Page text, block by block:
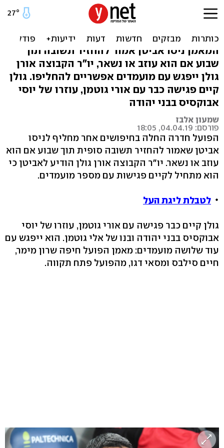
הפועל חדרה: מימר, סילבס
ודגו מועמדים
המאמן ניסו אביטן אמור להחזיר תשובה תוך
שבוע אם הוא עוזב או נשאר, יו"ר הקבוצה אורן
גולן ייפגש עם מועמדים אפשריים להחליפו. גולן
קיים פגישה כבר עם אורי גוטמן, עוזרו של יוסי
אבוקסיס בבני יהודה
שמעון אלבז
פורסם: 04.04.19, 18:05
הפועל חדרה החלה בחיפושים אחר מחליף לניסו
אביטן שאמור להחזיר תשובה סופית תוך שבוע אם הוא
עוזב או נשאר. יו"ר הקבוצה אורן גולן הודיע לאביטן כי
הוא מתחיל לקיים פגישות עם מספר מועמדים.
לטבלת ליגת העל
גולן קיים כבר פגישה עם אורי גוטמן, עוזרו של יוסי
אבוקסיס בבני יהודה ובנו של אלי גוטמן. הוא ייפגש עם
עוד שלושה מועמדים: מאמן הפועל חיפה שרון מימר,
חיים סילבס ומסאי דגו, מהפועל פתח תקווה.